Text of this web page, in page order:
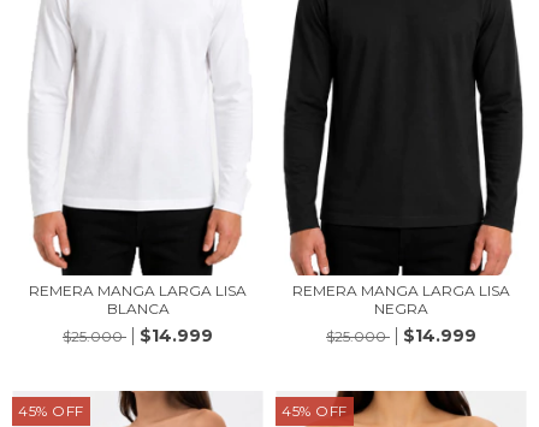
REMERA MANGA LARGA LISA
BLANCA
$25.000
$14.999
REMERA MANGA LARGA LISA
NEGRA
$25.000
$14.999
45% OFF 45% OFF